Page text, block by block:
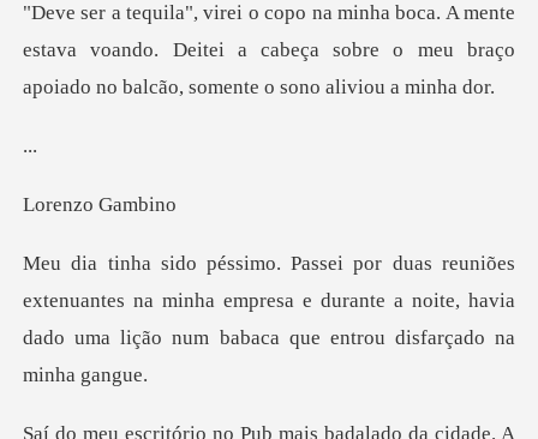
ente
estava voando. Deitei a cabeça sobre o meu braço
.
zo Ga
nuantes na minha empresa e durante a noite, havia
dado um